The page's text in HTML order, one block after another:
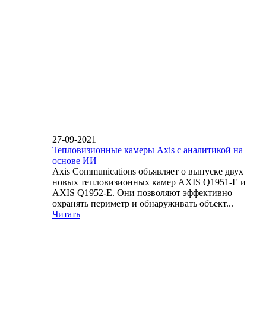
27-09-2021
Тепловизионные камеры Axis с аналитикой на
основе ИИ
Axis Communications объявляет о выпуске двух
новых тепловизионных камер AXIS Q1951-E и
AXIS Q1952-E. Они позволяют эффективно
охранять периметр и обнаруживать объект...
Читать